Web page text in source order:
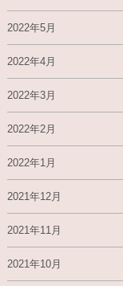
2022年5月
2022年4月
2022年3月
2022年2月
2022年1月
2021年12月
2021年11月
2021年10月